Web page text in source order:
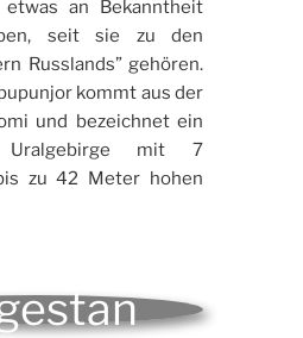
etwas an Bekanntheit
seit sie zu den
Russlands” gehören.
kommt aus der
und bezeichnet ein
mit 7
zu 42 Meter hohen